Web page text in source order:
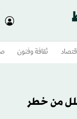
ثقافة وفنون
من خطر